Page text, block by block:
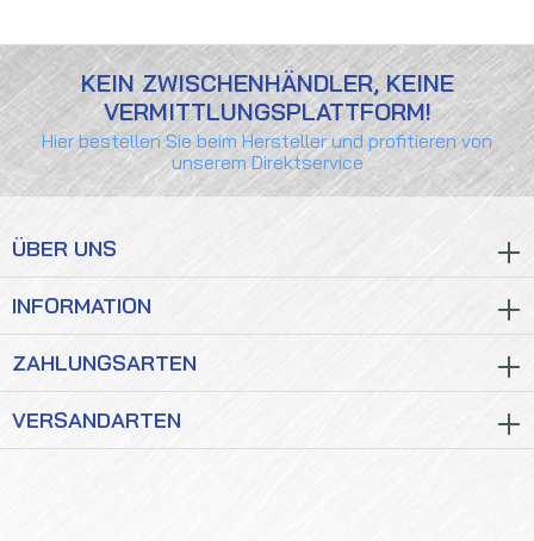
KEIN ZWISCHENHÄNDLER, KEINE
VERMITTLUNGSPLATTFORM!
Hier bestellen Sie beim Hersteller und profitieren von
unserem Direktservice
ÜBER UNS
INFORMATION
ZAHLUNGSARTEN
VERSANDARTEN